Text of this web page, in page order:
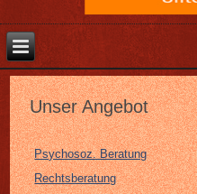
Unser Angebot
Psychosoz. Beratung
Rechtsberatung